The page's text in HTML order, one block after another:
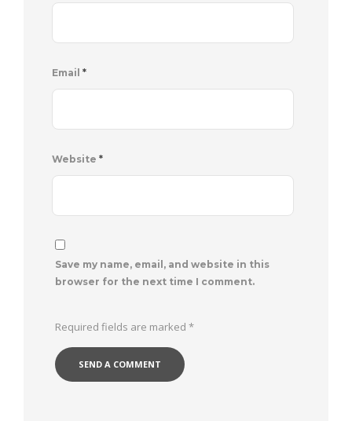
Email *
Website *
Save my name, email, and website in this
browser for the next time I comment.
Required fields are marked *